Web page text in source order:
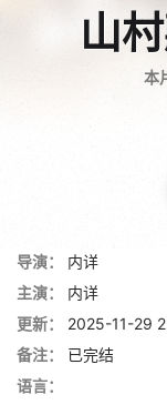
山
本
导演：
内详
主演：
内详
更新：
2025-11-29
备注：
已完结
语言：